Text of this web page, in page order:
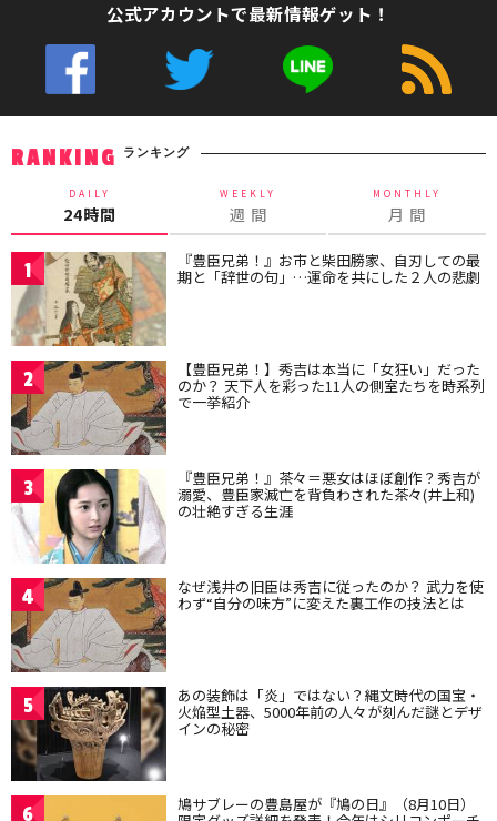
公式アカウントで最新情報ゲット！
RANKING ランキング
DAILY
24時間
WEEKLY
週 間
MONTHLY
月 間
1 『豊臣兄弟！』お市と柴田勝家、自刃しての最
期と「辞世の句」…運命を共にした２人の悲劇
2 【豊臣兄弟！】秀吉は本当に「女狂い」だった
のか？ 天下人を彩った11人の側室たちを時系列
で一挙紹介
3 『豊臣兄弟！』茶々＝悪女はほぼ創作？秀吉が
溺愛、豊臣家滅亡を背負わされた茶々(井上和)
の壮絶すぎる生涯
4 なぜ浅井の旧臣は秀吉に従ったのか？ 武力を使
わず“自分の味方”に変えた裏工作の技法とは
5 あの装飾は「炎」ではない？縄文時代の国宝・
火焔型土器、5000年前の人々が刻んだ謎とデザ
インの秘密
6 鳩サブレーの豊島屋が『鳩の日』（8月10日）